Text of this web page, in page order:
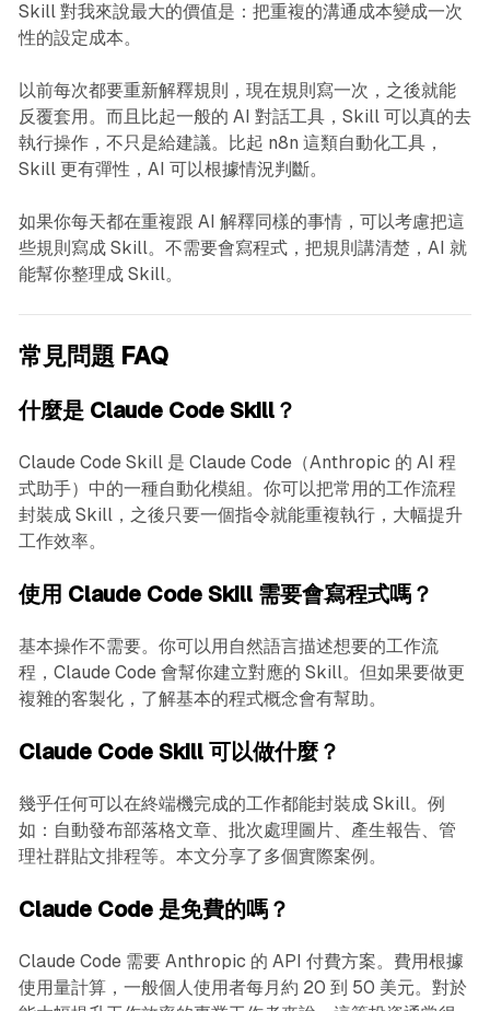
Skill 對我來說最大的價值是：把重複的溝通成本變成一次
性的設定成本。
以前每次都要重新解釋規則，現在規則寫一次，之後就能
反覆套用。而且比起一般的 AI 對話工具，Skill 可以真的去
執行操作，不只是給建議。比起 n8n 這類自動化工具，
Skill 更有彈性，AI 可以根據情況判斷。
如果你每天都在重複跟 AI 解釋同樣的事情，可以考慮把這
些規則寫成 Skill。不需要會寫程式，把規則講清楚，AI 就
能幫你整理成 Skill。
常見問題 FAQ
什麼是 Claude Code Skill？
Claude Code Skill 是 Claude Code（Anthropic 的 AI 程
式助手）中的一種自動化模組。你可以把常用的工作流程
封裝成 Skill，之後只要一個指令就能重複執行，大幅提升
工作效率。
使用 Claude Code Skill 需要會寫程式嗎？
基本操作不需要。你可以用自然語言描述想要的工作流
程，Claude Code 會幫你建立對應的 Skill。但如果要做更
複雜的客製化，了解基本的程式概念會有幫助。
Claude Code Skill 可以做什麼？
幾乎任何可以在終端機完成的工作都能封裝成 Skill。例
如：自動發布部落格文章、批次處理圖片、產生報告、管
理社群貼文排程等。本文分享了多個實際案例。
Claude Code 是免費的嗎？
Claude Code 需要 Anthropic 的 API 付費方案。費用根據
使用量計算，一般個人使用者每月約 20 到 50 美元。對於